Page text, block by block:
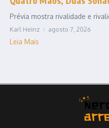
Prévia mostra rivalidade e
Karl Heinz agosto 7, 2026
Leia Mais